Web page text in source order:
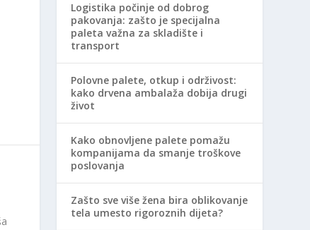
Logistika počinje od dobrog
pakovanja: zašto je specijalna
paleta važna za skladište i
transport
Polovne palete, otkup i održivost:
kako drvena ambalaža dobija drugi
život
Kako obnovljene palete pomažu
kompanijama da smanje troškove
poslovanja
Zašto sve više žena bira oblikovanje
tela umesto rigoroznih dijeta?